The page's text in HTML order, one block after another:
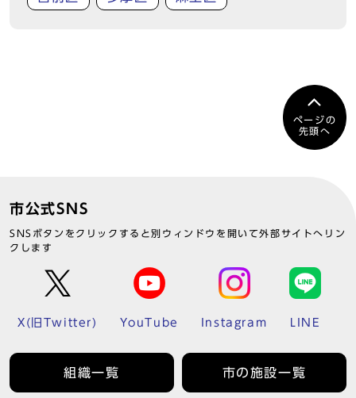
ページの
先頭へ
市公式SNS
SNSボタンをクリックすると別ウィンドウを開いて外部サイトへリン
クします
X(旧Twitter) YouTube Instagram LINE
組織一覧 市の施設一覧